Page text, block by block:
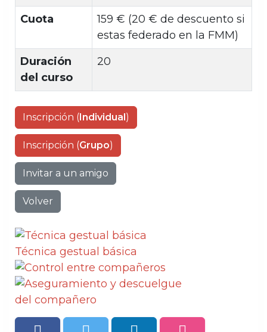
Cuota
159 € (20 € de descuento si
estas federado en la FMM)
Duración
del curso
20
Inscripción (Individual)
Inscripción (Grupo)
Invitar a un amigo
Volver